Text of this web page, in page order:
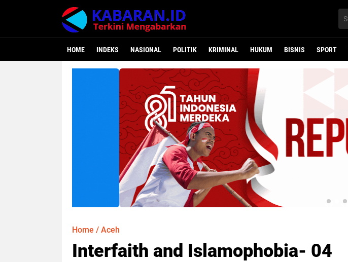
HOME INDEKS NASIONAL POLITIK KRIMINAL HUKUM BISNIS SPORT
Home / Aceh
Interfaith and Islamophobia- 04